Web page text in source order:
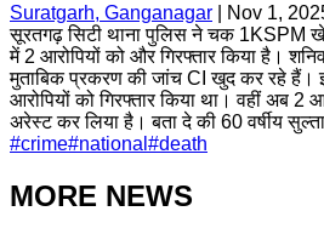
Suratgarh, Ganganagar
Nov 1,
सूरतगढ़ सिटी थाना पुलिस ने चक 1KSPM
में 2 आरोपियों को और गिरफ्तार किया है।
मुताबिक प्रकरण की जांच CI खुद कर रहे हैं।
आरोपियों को गिरफ्तार किया था। वहीं अब 2
अरेस्ट कर लिया है। बता दे की 60 वर्षीय
#crime#national #death
MORE NEWS